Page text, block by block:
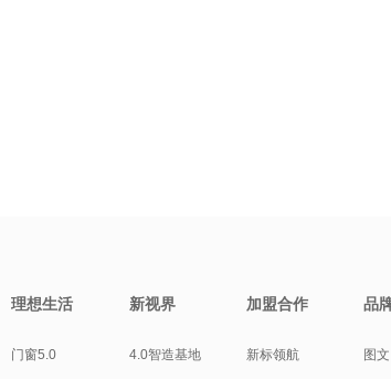
理想生活
门窗5.0
新视界
4.0智造基地
加盟合作
新标领航
品
图文